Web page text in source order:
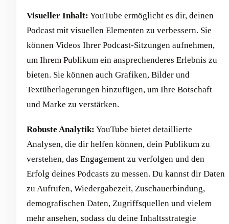
Visueller Inhalt: YouTube ermöglicht es dir, deinen
Podcast mit visuellen Elementen zu verbessern. Sie
können Videos Ihrer Podcast-Sitzungen aufnehmen,
um Ihrem Publikum ein ansprechenderes Erlebnis zu
bieten. Sie können auch Grafiken, Bilder und
Textüberlagerungen hinzufügen, um Ihre Botschaft
und Marke zu verstärken.
Robuste Analytik: YouTube bietet detaillierte
Analysen, die dir helfen können, dein Publikum zu
verstehen, das Engagement zu verfolgen und den
Erfolg deines Podcasts zu messen. Du kannst dir Daten
zu Aufrufen, Wiedergabezeit, Zuschauerbindung,
demografischen Daten, Zugriffsquellen und vielem
mehr ansehen, sodass du deine Inhaltsstrategie